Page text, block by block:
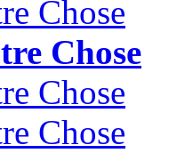
Chose
Chose
Chose
Chose